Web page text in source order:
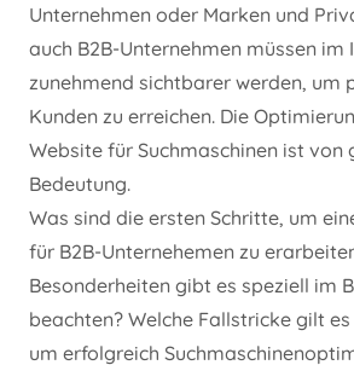
Unternehmen oder Marken und
auch B2B-Unternehmen müssen im
zunehmend sichtbarer werden, um
Kunden zu erreichen. Die
Website für Suchmaschinen ist von
Bedeutung.
Was sind die ersten Schritte, um
für B2B-Unternehemen zu
Besonderheiten gibt es speziell im
beachten? Welche Fallstricke gilt
um erfolgreich